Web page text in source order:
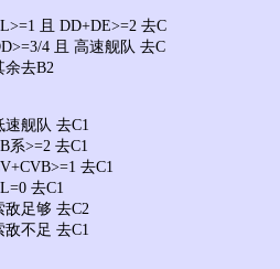
且 DD+DE>=2 去C
4 且 高速舰队 去C
余去B2
速舰队 去C1
系>=2 去C1
去C1
去C1
敌足够 去C2
敌不足 去C1